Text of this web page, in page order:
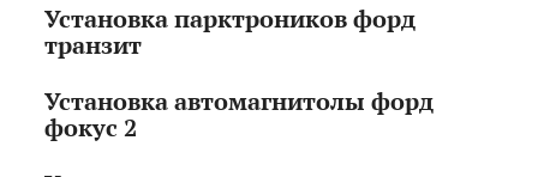
Установка парктроников форд
транзит
Установка автомагнитолы форд
фокус 2